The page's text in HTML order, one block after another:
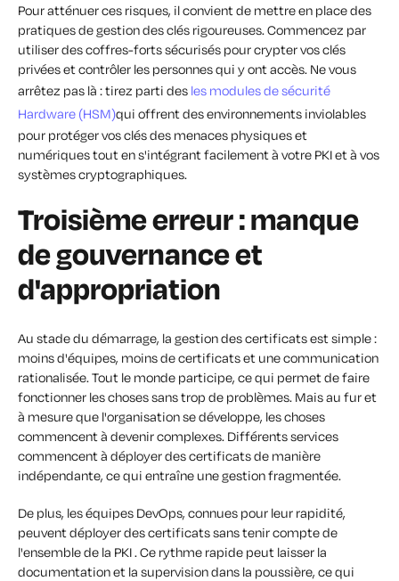
Pour atténuer ces risques, il convient de mettre en place des
pratiques de gestion des clés rigoureuses. Commencez par
utiliser des coffres-forts sécurisés pour crypter vos clés
privées et contrôler les personnes qui y ont accès. Ne vous
arrêtez pas là : tirez parti des les modules de sécurité
Hardware (HSM)qui offrent des environnements inviolables
pour protéger vos clés des menaces physiques et
numériques tout en s'intégrant facilement à votre PKI et à vos
systèmes cryptographiques.
Troisième erreur : manque
de gouvernance et
d'appropriation
Au stade du démarrage, la gestion des certificats est simple :
moins d'équipes, moins de certificats et une communication
rationalisée. Tout le monde participe, ce qui permet de faire
fonctionner les choses sans trop de problèmes. Mais au fur et
à mesure que l'organisation se développe, les choses
commencent à devenir complexes. Différents services
commencent à déployer des certificats de manière
indépendante, ce qui entraîne une gestion fragmentée.
De plus, les équipes DevOps, connues pour leur rapidité,
peuvent déployer des certificats sans tenir compte de
l'ensemble de la PKI . Ce rythme rapide peut laisser la
documentation et la supervision dans la poussière, ce qui